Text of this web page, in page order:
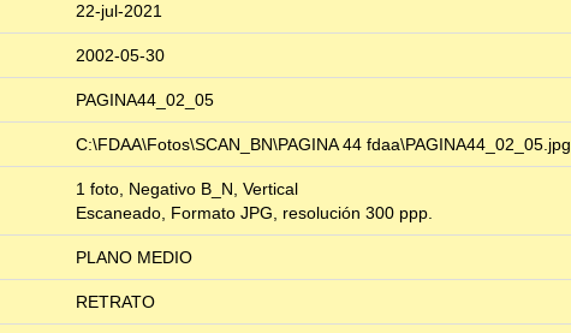
22-jul-2021
2002-05-30
PAGINA44_02_05
C:\FDAA\Fotos\SCAN_BN\PAGINA 44 fdaa\PAGINA44_02_05.jpg
1 foto, Negativo B_N, Vertical
Escaneado, Formato JPG, resolución 300 ppp.
PLANO MEDIO
RETRATO